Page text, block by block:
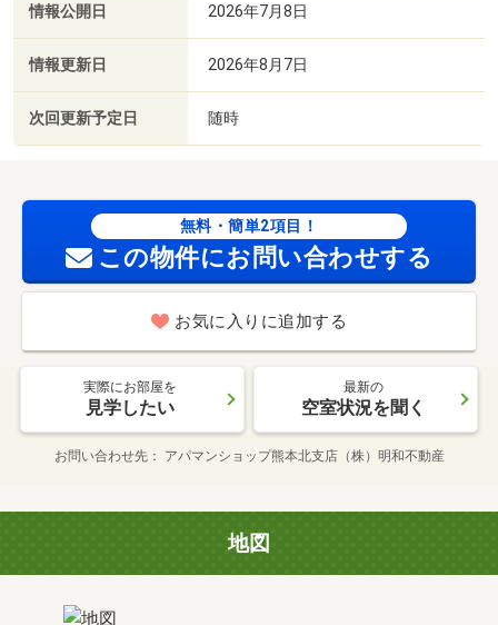
情報公開日 2026年7月8日
情報更新日 2026年8月7日
次回更新予定日 随時
無料・簡単2項目！
この物件にお問い合わせする
お気に入りに追加する
実際にお部屋を
見学したい
最新の
空室状況を聞く
お問い合わせ先 アパマンショップ熊本北支店（株）明和不動産
地図